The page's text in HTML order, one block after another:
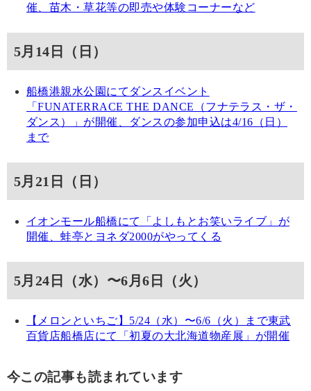
催、苗木・草花等の即売や体験コーナーなど
5月14日（日）
船橋港親水公園にてダンスイベント
「FUNATERRACE THE DANCE（フナテラス・ザ・
ダンス）」が開催、ダンスの参加申込は4/16（日）
まで
5月21日（日）
イオンモール船橋にて「よしもとお笑いライブ」が
開催、蛙亭とヨネダ2000がやってくる
5月24日（水）〜6月6日（火）
【メロンといちご】5/24（水）〜6/6（火）まで東武
百貨店船橋店にて「初夏の大北海道物産展」が開催
今この記事も読まれています